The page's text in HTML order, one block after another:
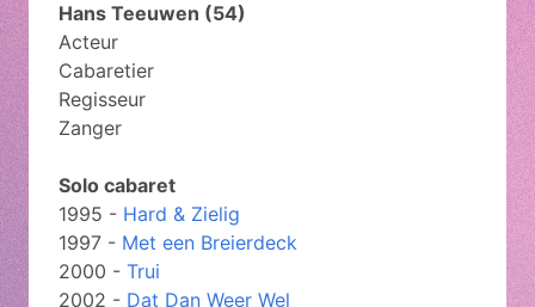
Hans Teeuwen (54)
Acteur
Cabaretier
Regisseur
Zanger
Solo cabaret
1995 - Hard & Zielig
1997 - Met een Breierdeck
2000 - Trui
2002 - Dat Dan Weer Wel